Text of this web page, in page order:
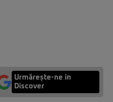
Urmărește-ne in
Discover